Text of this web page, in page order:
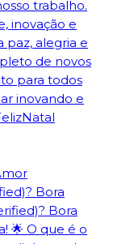
Bora